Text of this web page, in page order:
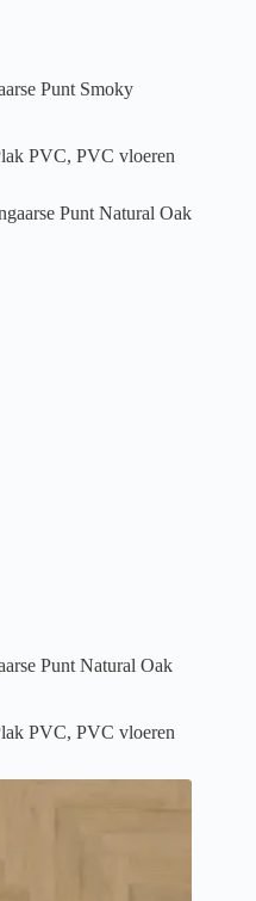
Punt Smoky
PVC, PVC vloeren
Punt Natural Oak
PVC, PVC vloeren